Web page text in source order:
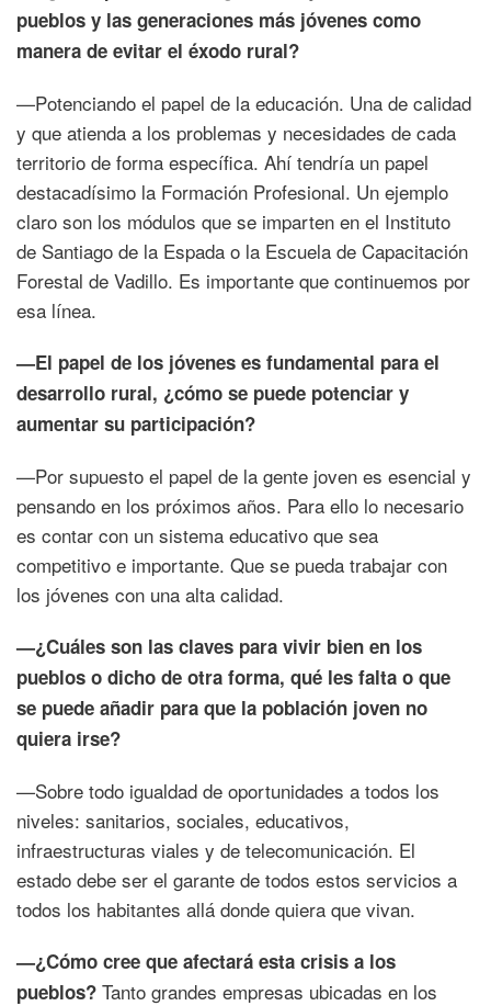
pueblos y las generaciones más jóvenes como
manera de evitar el éxodo rural?
—Potenciando el papel de la educación. Una de calidad
y que atienda a los problemas y necesidades de cada
territorio de forma específica. Ahí tendría un papel
destacadísimo la Formación Profesional. Un ejemplo
claro son los módulos que se imparten en el Instituto
de Santiago de la Espada o la Escuela de Capacitación
Forestal de Vadillo. Es importante que continuemos por
esa línea.
—El papel de los jóvenes es fundamental para el
desarrollo rural, ¿cómo se puede potenciar y
aumentar su participación?
—Por supuesto el papel de la gente joven es esencial y
pensando en los próximos años. Para ello lo necesario
es contar con un sistema educativo que sea
competitivo e importante. Que se pueda trabajar con
los jóvenes con una alta calidad.
—¿Cuáles son las claves para vivir bien en los
pueblos o dicho de otra forma, qué les falta o que
se puede añadir para que la población joven no
quiera irse?
—Sobre todo igualdad de oportunidades a todos los
niveles: sanitarios, sociales, educativos,
infraestructuras viales y de telecomunicación. El
estado debe ser el garante de todos estos servicios a
todos los habitantes allá donde quiera que vivan.
—¿Cómo cree que afectará esta crisis a los
pueblos? Tanto grandes empresas ubicadas en los